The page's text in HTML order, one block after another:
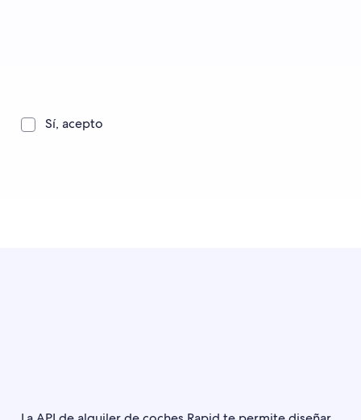
Sí, acepto